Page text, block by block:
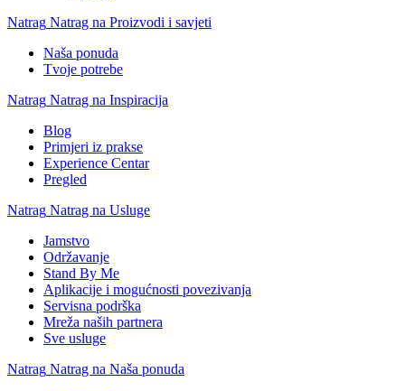
Natrag Natrag na Proizvodi i savjeti
Naša ponuda
Tvoje potrebe
Natrag Natrag na Inspiracija
Blog
Primjeri iz prakse
Experience Centar
Pregled
Natrag Natrag na Usluge
Jamstvo
Održavanje
Stand By Me
Aplikacije i mogućnosti povezivanja
Servisna podrška
Mreža naših partnera
Sve usluge
Natrag Natrag na Naša ponuda